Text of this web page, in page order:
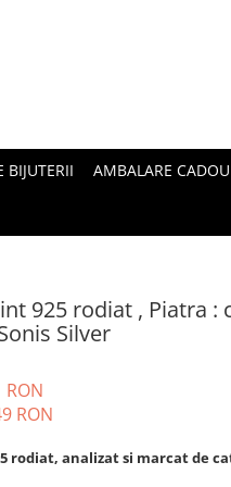
BIJUTERII AMBALARE CADOU
925 rodiat , Piatra :
Silver
RON
RON
rodiat, analizat si marcat de